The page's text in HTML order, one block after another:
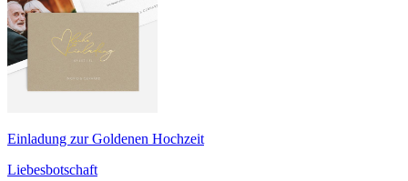
Einladung zur Goldenen Hochzeit
Liebesbotschaft